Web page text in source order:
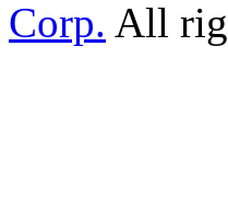
Corp. All